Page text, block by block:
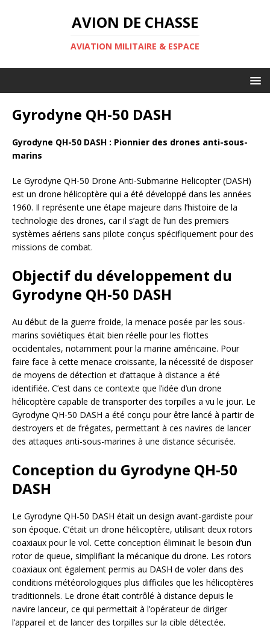
AVION DE CHASSE
AVIATION MILITAIRE & ESPACE
Gyrodyne QH-50 DASH
Gyrodyne QH-50 DASH : Pionnier des drones anti-sous-
marins
Le Gyrodyne QH-50 Drone Anti-Submarine Helicopter (DASH)
est un drone hélicoptère qui a été développé dans les années
1960. Il représente une étape majeure dans l’histoire de la
technologie des drones, car il s’agit de l’un des premiers
systèmes aériens sans pilote conçus spécifiquement pour des
missions de combat.
Objectif du développement du
Gyrodyne QH-50 DASH
Au début de la guerre froide, la menace posée par les sous-
marins soviétiques était bien réelle pour les flottes
occidentales, notamment pour la marine américaine. Pour
faire face à cette menace croissante, la nécessité de disposer
de moyens de détection et d’attaque à distance a été
identifiée. C’est dans ce contexte que l’idée d’un drone
hélicoptère capable de transporter des torpilles a vu le jour. Le
Gyrodyne QH-50 DASH a été conçu pour être lancé à partir de
destroyers et de frégates, permettant à ces navires de lancer
des attaques anti-sous-marines à une distance sécurisée.
Conception du Gyrodyne QH-50
DASH
Le Gyrodyne QH-50 DASH était un design avant-gardiste pour
son époque. C’était un drone hélicoptère, utilisant deux rotors
coaxiaux pour le vol. Cette conception éliminait le besoin d’un
rotor de queue, simplifiant la mécanique du drone. Les rotors
coaxiaux ont également permis au DASH de voler dans des
conditions météorologiques plus difficiles que les hélicoptères
traditionnels. Le drone était contrôlé à distance depuis le
navire lanceur, ce qui permettait à l’opérateur de diriger
l’appareil et de lancer des torpilles sur la cible détectée.